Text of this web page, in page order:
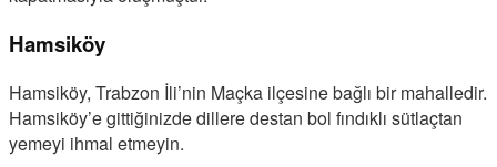
Hamsiköy
Hamsiköy, Trabzon İli’nin Maçka ilçesine bağlı bir mahalledir.
Hamsiköy’e gittiğinizde dillere destan bol fındıklı sütlaçtan
yemeyi ihmal etmeyin.